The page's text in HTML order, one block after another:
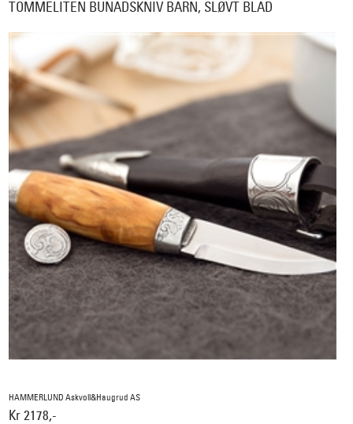
TOMMELITEN BUNADSKNIV BARN, SLØVT BLAD
HAMMERLUND Askvoll&Haugrud AS
Kr 2178,-